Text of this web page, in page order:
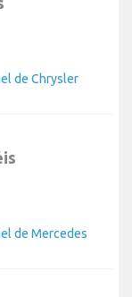
de Chrysler
de Mercedes